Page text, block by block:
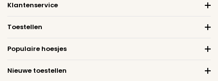
Klantenservice
Toestellen
Populaire hoesjes
Nieuwe toestellen